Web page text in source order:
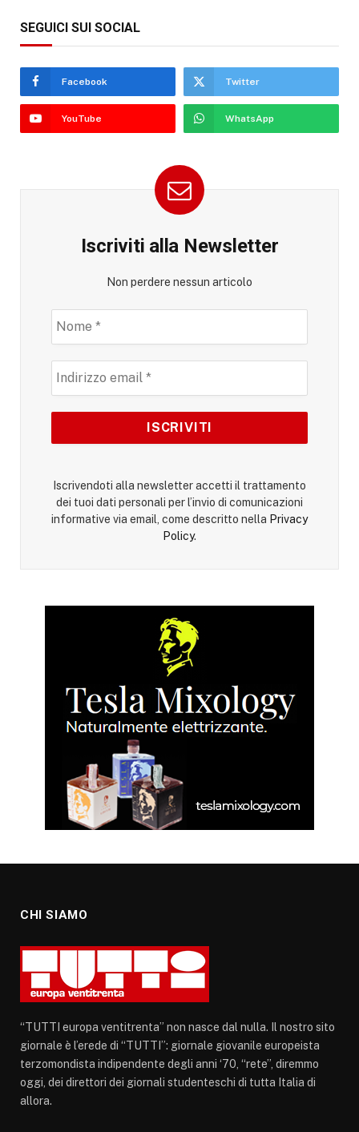
SEGUICI SUI SOCIAL
Facebook Twitter
YouTube WhatsApp
Iscriviti alla Newsletter
Non perdere nessun articolo
Iscrivendoti alla newsletter accetti il trattamento
dei tuoi dati personali per l’invio di comunicazioni
informative via email, come descritto nella Privacy
Policy.
CHI SIAMO
“TUTTI europa ventitrenta” non nasce dal nulla. Il nostro sito
giornale è l’erede di “TUTTI”: giornale giovanile europeista
terzomondista indipendente degli anni ‘70, “rete”, diremmo
oggi, dei direttori dei giornali studenteschi di tutta Italia di
allora.